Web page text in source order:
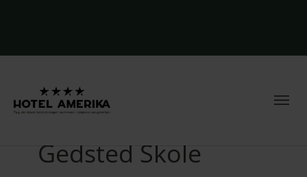
Legepladsen ved
Gedsted Skole